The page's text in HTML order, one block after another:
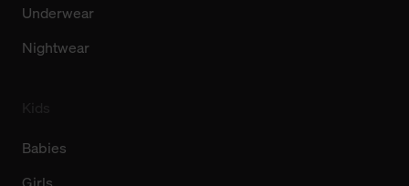
Underwear
Nightwear
Babies